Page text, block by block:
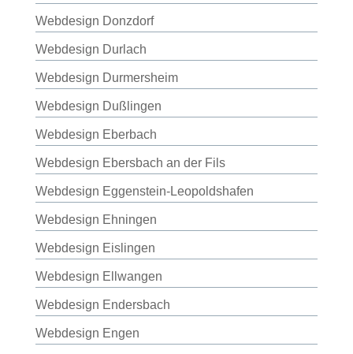
Webdesign Donzdorf
Webdesign Durlach
Webdesign Durmersheim
Webdesign Dußlingen
Webdesign Eberbach
Webdesign Ebersbach an der Fils
Webdesign Eggenstein-Leopoldshafen
Webdesign Ehningen
Webdesign Eislingen
Webdesign Ellwangen
Webdesign Endersbach
Webdesign Engen